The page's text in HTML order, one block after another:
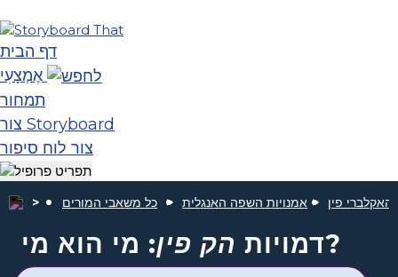
דף הבית
אֶמְצָעִי
תמחור
צור Storyboard
צור לוח סיפור
כל משאבי המורים אמנויות השפה האנגלית פין
דמויות הק פין : מי הוא מי?